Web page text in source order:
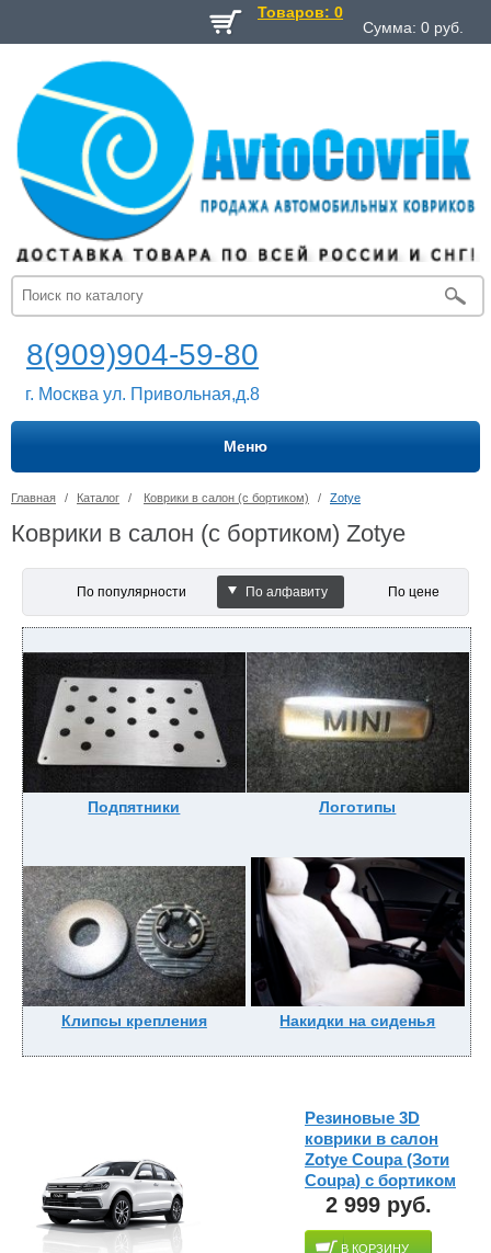
Товаров: 0
Сумма: 0 руб.
8(909)904-59-80
г. Москва ул. Привольная,д.8
Меню
Главная / Каталог / Коврики в салон (с бортиком) / Zotye
Коврики в салон (с бортиком) Zotye
По популярности По алфавиту По цене
Подпятники Логотипы
Клипсы крепления Накидки на сиденья
Резиновые 3D
коврики в салон
Zotye Coupa (Зоти
Coupa) с бортиком
2 999 руб.
В КОРЗИНУ